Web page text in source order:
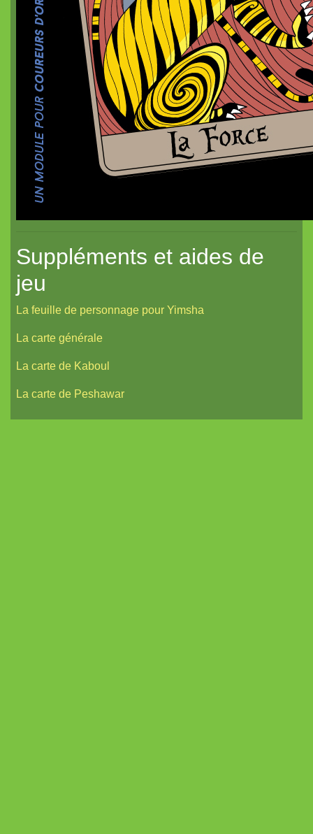
Suppléments et aides de
jeu
La feuille de personnage pour Yimsha
La carte générale
La carte de Kaboul
La carte de Peshawar